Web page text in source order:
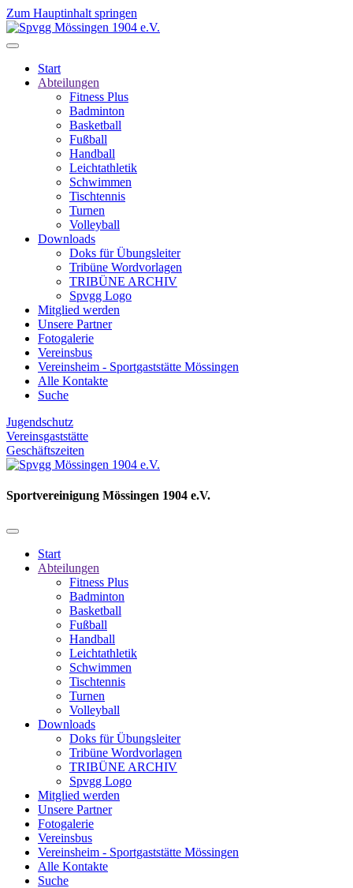
Zum Hauptinhalt springen
Start
Abteilungen
Fitness Plus
Badminton
Basketball
Fußball
Handball
Leichtathletik
Schwimmen
Tischtennis
Turnen
Volleyball
Downloads
Doks für Übungsleiter
Tribüne Wordvorlagen
TRIBÜNE ARCHIV
Spvgg Logo
Mitglied werden
Unsere Partner
Fotogalerie
Vereinsbus
Vereinsheim - Sportgaststätte Mössingen
Alle Kontakte
Suche
Jugendschutz
Vereinsgaststätte
Geschäftszeiten
Sportvereinigung Mössingen 1904 e.V.
Start
Abteilungen
Fitness Plus
Badminton
Basketball
Fußball
Handball
Leichtathletik
Schwimmen
Tischtennis
Turnen
Volleyball
Downloads
Doks für Übungsleiter
Tribüne Wordvorlagen
TRIBÜNE ARCHIV
Spvgg Logo
Mitglied werden
Unsere Partner
Fotogalerie
Vereinsbus
Vereinsheim - Sportgaststätte Mössingen
Alle Kontakte
Suche